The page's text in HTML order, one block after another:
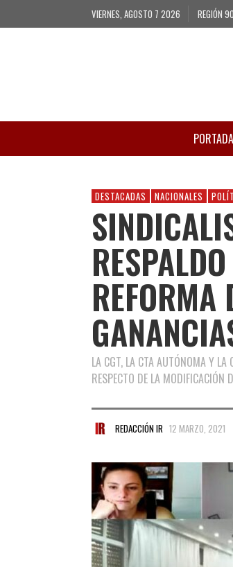
VIERNES, AGOSTO 7 2026 REGIÓN
PORTADA
DESTACADAS NACIONALES
REFORMA
LA CGT, LA CTA AUTÓNOMA Y LA
RESPECTO DE LA MODIFICACIÓN
REDACCIÓN IR 12 MARZO, 2021